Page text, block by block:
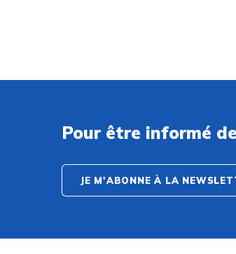
Pour être informé
JE M'ABONNE À LA